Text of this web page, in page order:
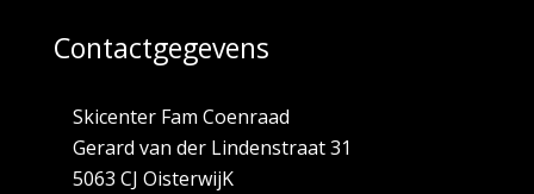
Contactgegevens
Skicenter Fam Coenraad
Gerard van der Lindenstraat 31
5063 CJ OisterwijK